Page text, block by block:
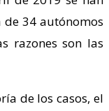
de 34 autónomos
razones son las
de los casos, el